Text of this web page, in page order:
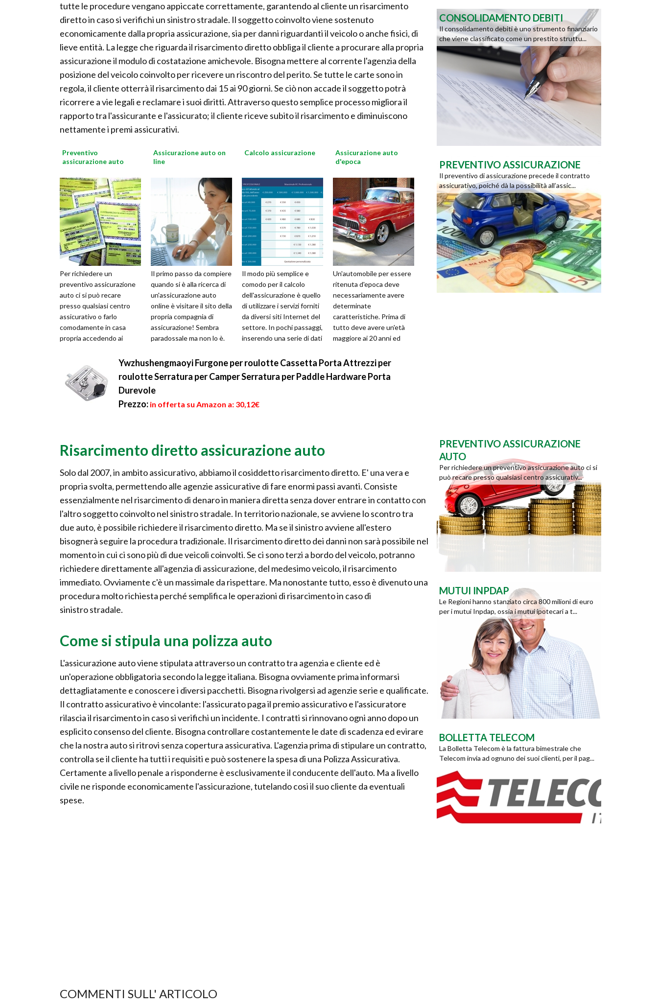
tutte le procedure vengano appiccate correttamente, garantendo al cliente un risarcimento
diretto in caso si verifichi un sinistro stradale. Il soggetto coinvolto viene sostenuto
economicamente dalla propria assicurazione, sia per danni riguardanti il veicolo o anche fisici, di
lieve entità. La legge che riguarda il risarcimento diretto obbliga il cliente a procurare alla propria
assicurazione il modulo di costatazione amichevole. Bisogna mettere al corrente l'agenzia della
posizione del veicolo coinvolto per ricevere un riscontro del perito. Se tutte le carte sono in
regola, il cliente otterrà il risarcimento dai 15 ai 90 giorni. Se ciò non accade il soggetto potrà
ricorrere a vie legali e reclamare i suoi diritti. Attraverso questo semplice processo migliora il
rapporto tra l'assicurante e l'assicurato; il cliente riceve subito il risarcimento e diminuiscono
nettamente i premi assicurativi.
Preventivo
assicurazione auto
Per richiedere un
preventivo assicurazione
auto ci si può recare
presso qualsiasi centro
assicurativo o farlo
comodamente in casa
propria accedendo ai
Prendendo in conside...
Assicurazione auto on
line
Il primo passo da compiere
quando si è alla ricerca di
un'assicurazione auto
online è visitare il sito della
propria compagnia di
assicurazione! Sembra
paradossale ma non lo è.
Calcolo assicurazione
Il modo più semplice e
comodo per il calcolo
dell'assicurazione è quello
di utilizzare i servizi forniti
da diversi siti Internet del
settore. In pochi passaggi,
inserendo una serie di dati
Assicurazione auto
d'epoca
Un'automobile per essere
ritenuta d'epoca deve
necessariamente avere
determinate
caratteristiche. Prima di
tutto deve avere un'età
maggiore ai 20 anni ed
conservazione. L'auto...
Ywzhushengmaoyi Furgone per roulotte Cassetta Porta Attrezzi per
roulotte Serratura per Camper Serratura per Paddle Hardware Porta
Durevole
Prezzo: in offerta su Amazon a: 30,12€
Risarcimento diretto assicurazione auto
Solo dal 2007, in ambito assicurativo, abbiamo il cosiddetto risarcimento diretto. E' una vera e
propria svolta, permettendo alle agenzie assicurative di fare enormi passi avanti. Consiste
essenzialmente nel risarcimento di denaro in maniera diretta senza dover entrare in contatto con
l'altro soggetto coinvolto nel sinistro stradale. In territorio nazionale, se avviene lo scontro tra
due auto, è possibile richiedere il risarcimento diretto. Ma se il sinistro avviene all'estero
bisognerà seguire la procedura tradizionale. Il risarcimento diretto dei danni non sarà possibile nel
momento in cui ci sono più di due veicoli coinvolti. Se ci sono terzi a bordo del veicolo, potranno
richiedere direttamente all'agenzia di assicurazione, del medesimo veicolo, il risarcimento
immediato. Ovviamente c'è un massimale da rispettare. Ma nonostante tutto, esso è divenuto una
procedura molto richiesta perché semplifica le operazioni di risarcimento in caso di
sinistro stradale.
Come si stipula una polizza auto
L'assicurazione auto viene stipulata attraverso un contratto tra agenzia e cliente ed è
un'operazione obbligatoria secondo la legge italiana. Bisogna ovviamente prima informarsi
dettagliatamente e conoscere i diversi pacchetti. Bisogna rivolgersi ad agenzie serie e qualificate.
Il contratto assicurativo è vincolante: l'assicurato paga il premio assicurativo e l'assicuratore
rilascia il risarcimento in caso si verifichi un incidente. I contratti si rinnovano ogni anno dopo un
esplicito consenso del cliente. Bisogna controllare costantemente le date di scadenza ed evirare
che la nostra auto si ritrovi senza copertura assicurativa. L'agenzia prima di stipulare un contratto,
controlla se il cliente ha tutti i requisiti e può sostenere la spesa di una Polizza Assicurativa.
Certamente a livello penale a risponderne è esclusivamente il conducente dell'auto. Ma a livello
civile ne risponde economicamente l'assicurazione, tutelando cosi il suo cliente da eventuali
spese.
COMMENTI SULL' ARTICOLO
CONSOLIDAMENTO DEBITI
Il consolidamento debiti è uno strumento finanziario
che viene classificato come un prestito struttu...
PREVENTIVO ASSICURAZIONE
Il preventivo di assicurazione precede il contratto
assicurativo, poiché dà la possibilità all’assic...
PREVENTIVO ASSICURAZIONE
AUTO
Per richiedere un preventivo assicurazione auto ci si
può recare presso qualsiasi centro assicurativ...
MUTUI INPDAP
Le Regioni hanno stanziato circa 800 milioni di euro
per i mutui Inpdap, ossia i mutui ipotecari a t...
BOLLETTA TELECOM
La Bolletta Telecom è la fattura bimestrale che
Telecom invia ad ognuno dei suoi clienti, per il pag...